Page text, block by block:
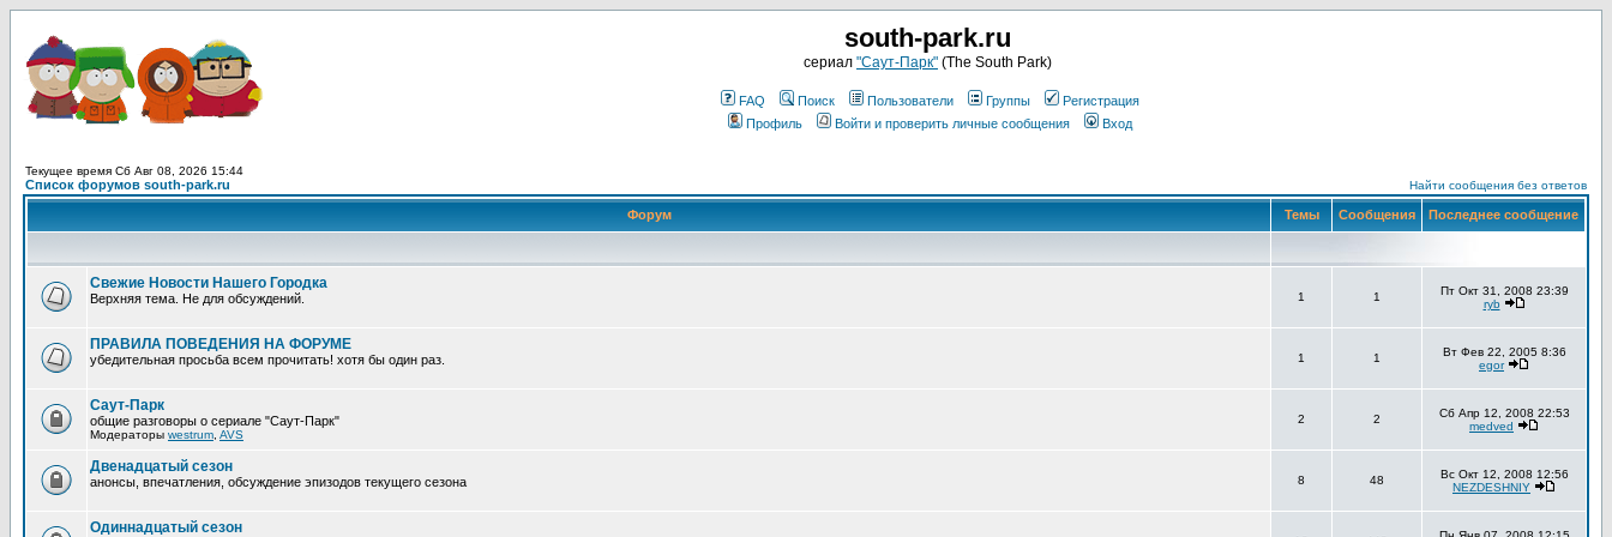
south-park.ru
сериал "Саут-Парк" (The South Park)
FAQ Поиск Пользователи Группы
Регистрация
Профиль
Войти и проверить личные сообщения Вход
Текущее время Сб Авг 08, 2026 15:44
Список форумов south-park.ru Найти сообщения без ответов
Форум Темы Сообщения Последнее сообщение
Свежие Новости Нашего Городка
Верхняя тема. Не для обсуждений. 1 1
Пт Окт 31, 2008 23:39
ryb
ПРАВИЛА ПОВЕДЕНИЯ НА ФОРУМЕ
убедительная просьба всем прочитать! хотя бы один раз. 1 1
Вт Фев 22, 2005 8:36
egor
Саут-Парк
общие разговоры о сериале "Саут-Парк"
Модераторы westrum AVS
2 2
Сб Апр 12, 2008 22:53
medved
Двенадцатый сезон
анонсы, впечатления, обсуждение эпизодов текущего сезона 8 48
Вс Окт 12, 2008 12:56
NEZDESHNIY
Одиннадцатый сезон